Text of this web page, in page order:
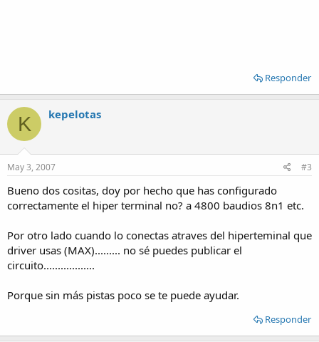
Responder
K kepelotas
May 3, 2007 #3
Bueno dos cositas, doy por hecho que has configurado
correctamente el hiper terminal no? a 4800 baudios 8n1 etc.
Por otro lado cuando lo conectas atraves del hiperteminal que
driver usas (MAX)......... no sé puedes publicar el
circuito..................
Porque sin más pistas poco se te puede ayudar.
Responder